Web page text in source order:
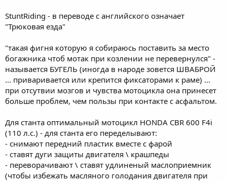
StuntRiding - в переводе с английского означает
"Трюковая езда"
"такая фигня которую я собираюсь поставить за место
богажника чтоб мотак при козлении не перевернулся" -
называется БУГЕЛЬ (иногда в народе зовется ШВАБРОЙ
... приваривается или крепится фиксаторами к раме) ...
при отсутвии мозгов и чувства мотоцикла она принесет
больше проблем, чем пользы при контакте с асфальтом.
Для станта оптимальный мотоцикл HONDA CBR 600 F4i
(110 л.с.) - для станта его переделывают:
- снимают передний пластик вместе с фарой
- ставят дуги защиты двигателя \ крашпеды
- переворачивают \ ставят удлиненый маслоприемник
(чтобы избежать масляного голодания двигателя при